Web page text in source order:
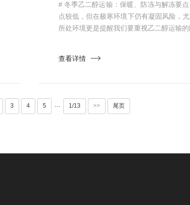
# 冬季乙二醇运输：保暖、防冻与解冻要
点较低，但在极寒环境下仍有凝固风险，
所处环境更是提醒我们要重视乙二醇运输
查看详情
3 4 5 ··· 1/13 >> 尾页